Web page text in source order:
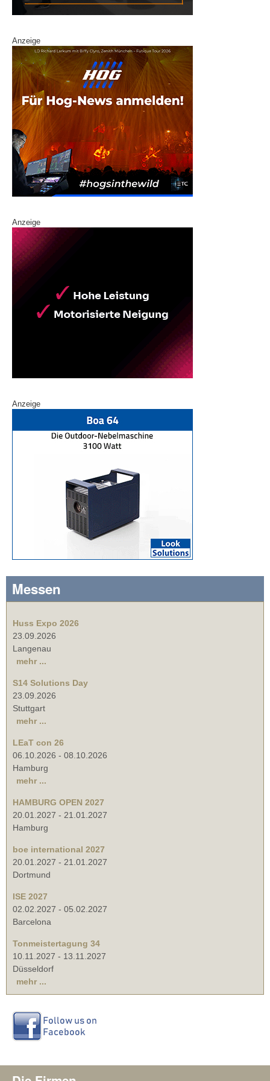
Anzeige
Anzeige
Anzeige
Messen
Huss Expo 2026
23.09.2026
Langenau
mehr ...
S14 Solutions Day
23.09.2026
Stuttgart
mehr ...
LEaT con 26
06.10.2026 - 08.10.2026
Hamburg
mehr ...
HAMBURG OPEN 2027
20.01.2027 - 21.01.2027
Hamburg
boe international 2027
20.01.2027 - 21.01.2027
Dortmund
ISE 2027
02.02.2027 - 05.02.2027
Barcelona
Tonmeistertagung 34
10.11.2027 - 13.11.2027
Düsseldorf
mehr ...